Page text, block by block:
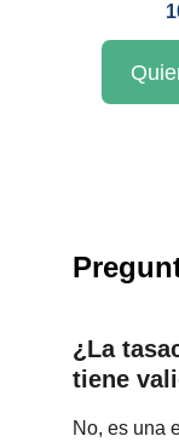
¿La
tiene
No, es una